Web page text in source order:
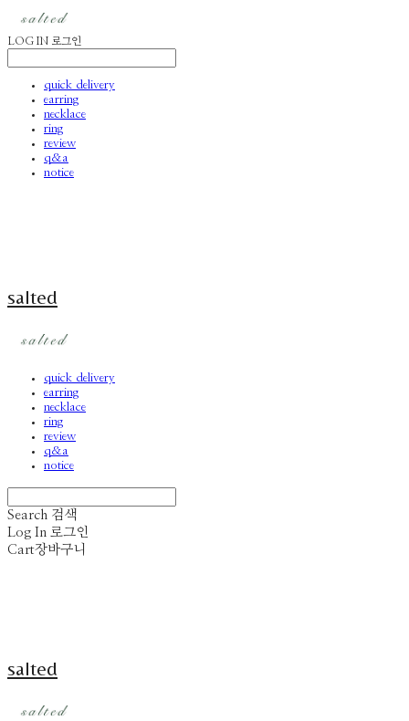
LOG IN 로그인
quick delivery
earring
necklace
ring
review
q&a
notice
salted
quick delivery
earring
necklace
ring
review
q&a
notice
Search 검색
Log In 로그인
Cart장바구니
salted